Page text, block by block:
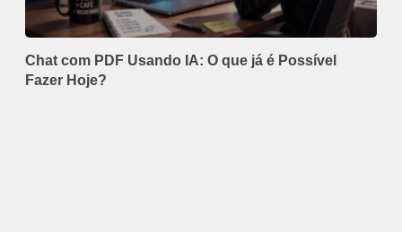
Chat com PDF Usando IA: O que já é Possível
Fazer Hoje?